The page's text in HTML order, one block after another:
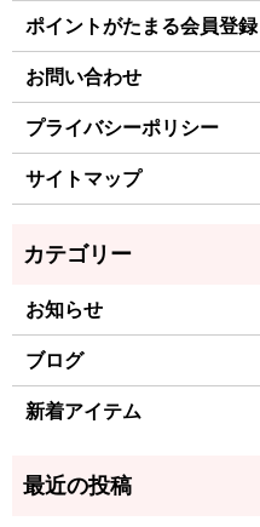
ポイントがたまる会員登録
お問い合わせ
プライバシーポリシー
サイトマップ
お知らせ
ブログ
新着アイテム